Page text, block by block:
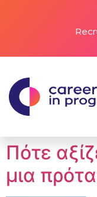
Πότε
μια